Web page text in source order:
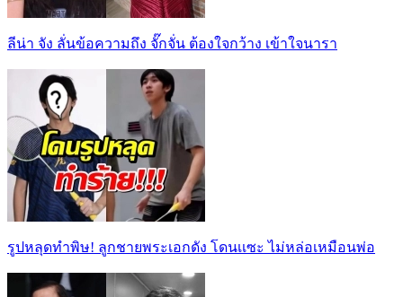
ลีน่า จัง ลั่นข้อความถึง จั๊กจั่น ต้องใจกว้าง เข้าใจนารา
รูปหลุดทำพิษ! ลูกชายพระเอกดัง โดนเเซะ ไม่หล่อเหมือนพ่อ